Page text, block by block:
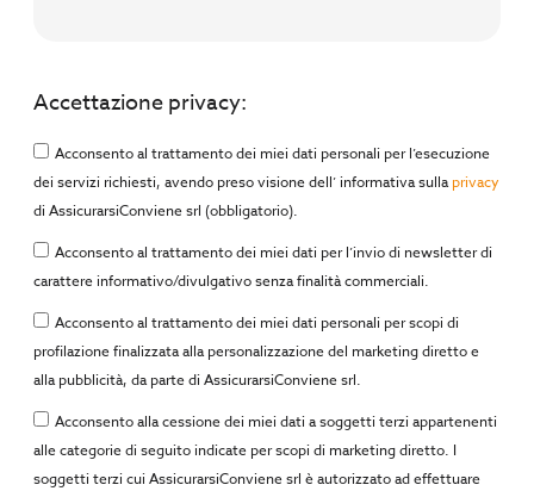
Accettazione privacy:
Acconsento al trattamento dei miei dati personali per l’esecuzione
dei servizi richiesti, avendo preso visione dell’ informativa sullaprivacy
di AssicurarsiConviene srl (obbligatorio).
Acconsento al trattamento dei miei dati per l’invio di newsletter di
carattere informativo/divulgativo senza finalità commerciali.
Acconsento al trattamento dei miei dati personali per scopi di
profilazione finalizzata alla personalizzazione del marketing diretto e
alla pubblicità, da parte di AssicurarsiConviene srl.
Acconsento alla cessione dei miei dati a soggetti terzi appartenenti
alle categorie di seguito indicate per scopi di marketing diretto. I
soggetti terzi cui AssicurarsiConviene srl è autorizzato ad effettuare